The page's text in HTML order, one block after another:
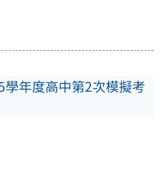
學年度高中第2次模擬考